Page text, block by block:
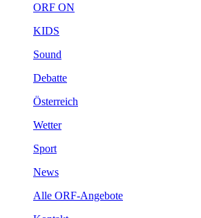
ORFON
KIDS
Sound
Debatte
Österreich
Wetter
Sport
News
AlleORF-Angebote